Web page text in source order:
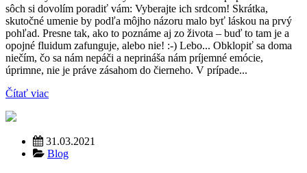
sôch si dovolím poradiť vám: Vyberajte ich srdcom! Skrátka,
skutočné umenie by podľa môjho názoru malo byť láskou na prvý
pohľad. Presne tak, ako to poznáme aj zo života – buď to tam je a
opojné fluidum zafunguje, alebo nie! :-) Lebo... Obklopiť sa doma
niečím, čo sa nám nepáči a neprináša nám príjemné emócie,
úprimne, nie je práve zásahom do čierneho. V prípade...
Čítať viac
31.03.2021
Blog